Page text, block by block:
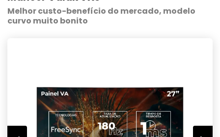
Melhor custo-benefício do mercado, modelo
curvo muito bonito